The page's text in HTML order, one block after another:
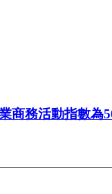
商務活動指數為